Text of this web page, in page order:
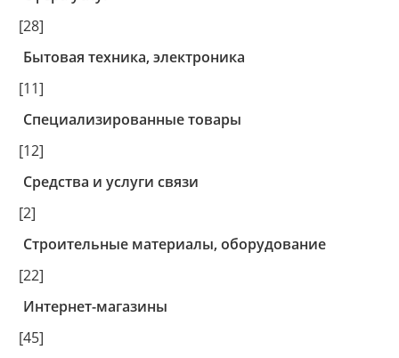
[28]
Бытовая техника, электроника
[11]
Специализированные товары
[12]
Средства и услуги связи
[2]
Строительные материалы, оборудование
[22]
Интернет-магазины
[45]